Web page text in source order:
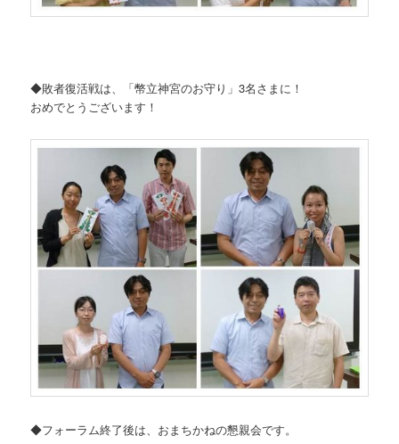
◆敗者復活戦は、「幣立神宮のお守り」3名さまに！
おめでとうございます！
◆フォーラム終了後は、おまちかねの懇親会です。